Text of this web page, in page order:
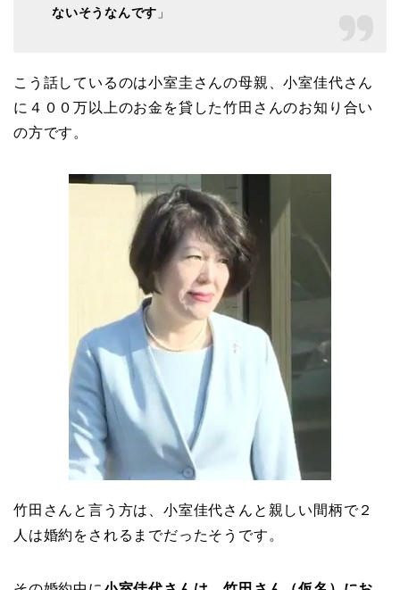
ないそうなんです 」
こう話しているのは小室圭さんの母親、小室佳代さん
に４００万以上のお金を貸した竹田さんのお知り合い
の方です。
竹田さんと言う方は、小室佳代さんと親しい間柄で２
人は婚約をされるまでだったそうです。